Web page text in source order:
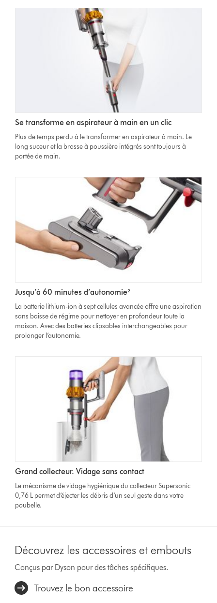
Se transforme en aspirateur à main en un clic
Plus de temps perdu à le transformer en aspirateur à main. Le
long suceur et la brosse à poussière intégrés sont toujours à
portée de main.
Jusqu’à 60 minutes d’autonomie²
La batterie lithium-ion à sept cellules avancée offre une aspiration
sans baisse de régime pour nettoyer en profondeur toute la
maison. Avec des batteries clipsables interchangeables pour
prolonger l’autonomie.
Grand collecteur. Vidage sans contact
Le mécanisme de vidage hygiénique du collecteur Supersonic
0,76 L permet d’éjecter les débris d’un seul geste dans votre
poubelle.
Découvrez les accessoires et embouts
Conçus par Dyson pour des tâches spécifiques.
Trouvez le bon accessoire